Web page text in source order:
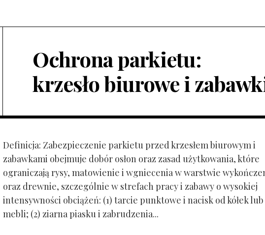
Ochrona parkietu:
krzesło biurowe i
Definicja: Zabezpieczenie parkietu przed krzesłem biurowym i
zabawkami obejmuje dobór osłon oraz zasad użytkowania, które
ograniczają rysy, matowienie i wgniecenia w warstwie
oraz drewnie, szczególnie w strefach pracy i zabawy o wysokiej
intensywności obciążeń: (1) tarcie punktowe i nacisk od kółek
mebli; (2) ziarna piasku i zabrudzenia...